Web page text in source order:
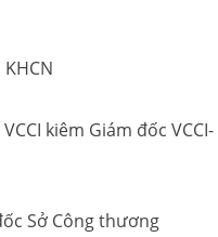
kiêm Giám đốc VCCI-
Sở Công thương